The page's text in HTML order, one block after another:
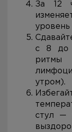
За 12
уровень
с 8 до
ритмы
утром).
стул —